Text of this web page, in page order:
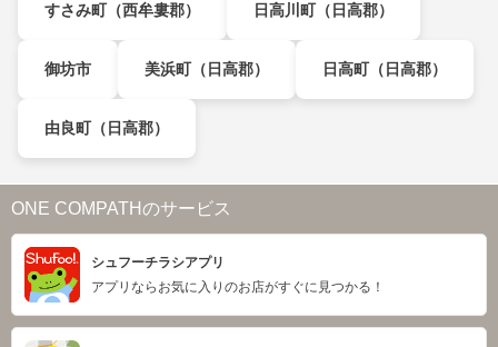
すさみ町（西牟婁郡） 日高川町（日高郡）
御坊市 美浜町（日高郡） 日高町（日高郡）
由良町（日高郡）
ONE COMPATHのサービス
シュフーチラシアプリ
アプリならお気に入りのお店がすぐに見つかる！